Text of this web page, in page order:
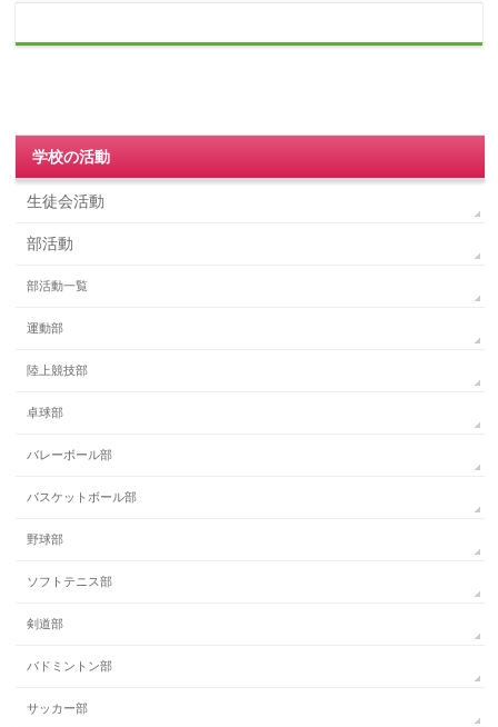
学校の活動
生徒会活動
部活動
部活動一覧
運動部
陸上競技部
卓球部
バレーボール部
バスケットボール部
野球部
ソフトテニス部
剣道部
バドミントン部
サッカー部